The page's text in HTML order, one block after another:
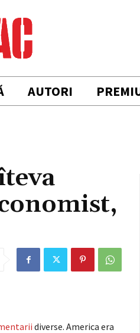
AUTORI
diverse. America era